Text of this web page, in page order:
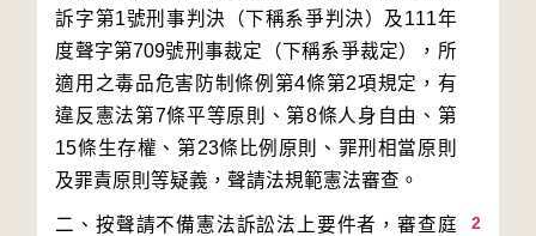
訴字第1號刑事判決（下稱系爭判決）及111年
度聲字第709號刑事裁定（下稱系爭裁定），所
適用之毒品危害防制條例第4條第2項規定，有
違反憲法第7條平等原則、第8條人身自由、第
15條生存權、第23條比例原則、罪刑相當原則
2
二、按聲請不備憲法訴訟法上要件者，審查庭